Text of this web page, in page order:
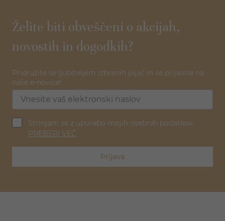
Želite biti obveščeni o akcijah,
novostih in dogodkih?
Pridružite se ljubiteljem izbranih pijač in se prijavite na
naše e-novice!
Strinjam se z uporabo mojih osebnih podatkov.
PREBERI VEČ
Prijava